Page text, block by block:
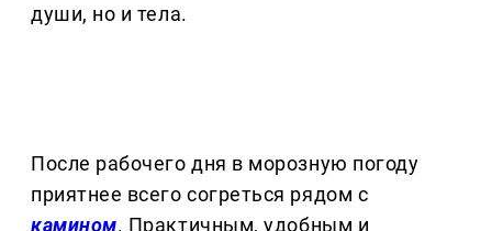
души, но и тела.
После рабочего дня в морозную погоду
приятнее всего согреться рядом с
камином. Практичным, удобным и